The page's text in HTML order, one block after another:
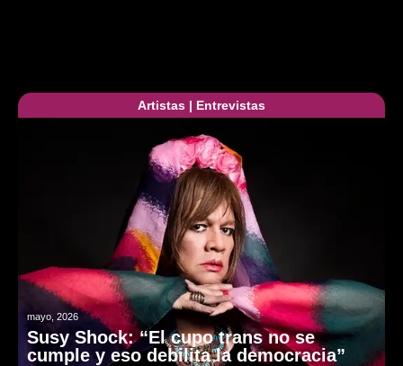
Artistas | Entrevistas
mayo, 2026
Susy Shock: “El cupo trans no se
cumple y eso debilita la democracia”